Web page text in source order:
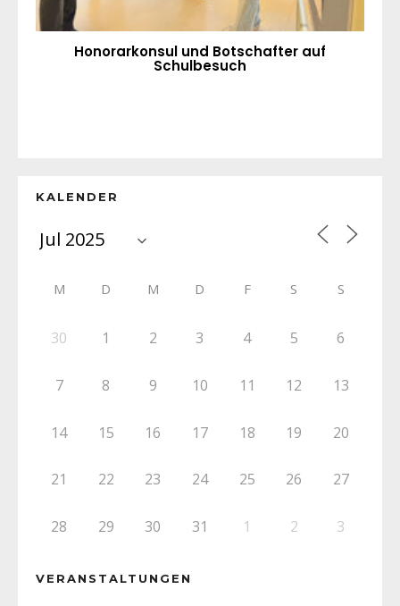
Honorarkonsul und Botschafter auf
Schulbesuch
KALENDER
M D M D F S S
30 1 2 3 4 5 6
7 8 9 10 11 12 13
14 15 16 17 18 19 20
21 22 23 24 25 26 27
28 29 30 31 1 2 3
VERANSTALTUNGEN